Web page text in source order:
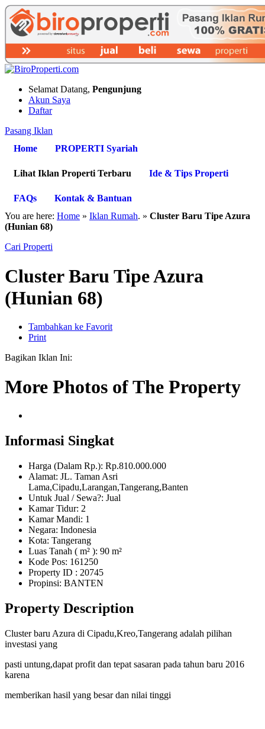
Selamat Datang, Pengunjung
Akun Saya
Daftar
Pasang Iklan
Home
PROPERTI Syariah
Lihat Iklan Properti Terbaru Ide & Tips Properti
FAQs
Kontak & Bantuan
You are here: Home » Iklan Rumah. » Cluster Baru Tipe Azura
(Hunian 68)
Cari Properti
Cluster Baru Tipe Azura
(Hunian 68)
Tambahkan ke Favorit
Print
Bagikan Iklan Ini:
More Photos of The Property
Informasi Singkat
Harga (Dalam Rp.): Rp.810.000.000
Alamat: JL. Taman Asri
Lama,Cipadu,Larangan,Tangerang,Banten
Untuk Jual / Sewa?: Jual
Kamar Tidur: 2
Kamar Mandi: 1
Negara: Indonesia
Kota: Tangerang
Luas Tanah ( m² ): 90 m²
Kode Pos: 161250
Property ID : 20745
Propinsi: BANTEN
Property Description
Cluster baru Azura di Cipadu,Kreo,Tangerang adalah pilihan
investasi yang
pasti untung,dapat profit dan tepat sasaran pada tahun baru 2016
karena
memberikan hasil yang besar dan nilai tinggi